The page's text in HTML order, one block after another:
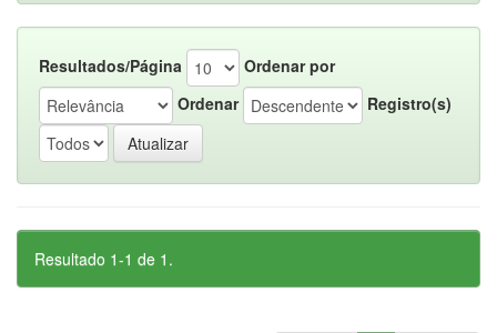
Resultados/Página
Ordenar por
Ordenar
Registro(s)
Resultado 1-1 de 1.